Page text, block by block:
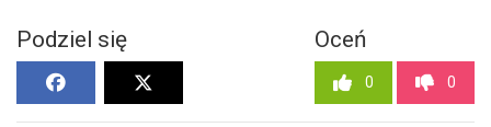
Podziel się Oceń
0 0